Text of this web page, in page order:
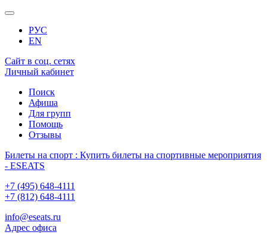
РУС
EN
Сайт в соц. сетях
Личный кабинет
Поиск
Афиша
Для групп
Помощь
Отзывы
Билеты на спорт : Купить билеты на спортивные мероприятия
- ESEATS
+7 (495) 648-4111
+7 (812) 648-4111
info@eseats.ru
Адрес офиса